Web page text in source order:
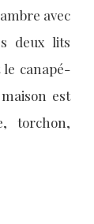
avec
deux lits
le canapé-
est
torchon,